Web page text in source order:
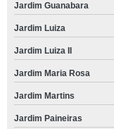
Jardim Guanabara
Jardim Luiza
Jardim Luiza II
Jardim Maria Rosa
Jardim Martins
Jardim Paineiras